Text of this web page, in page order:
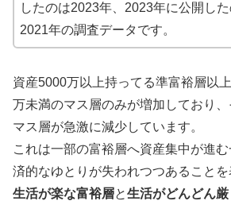
したのは2023年、2023年に公開し
2021年の調査データです。
資産5000万以上持ってる準富裕層以
万未満のマス層のみが増加しており
マス層が急激に減少しています。
これは一部の富裕層へ資産集中が進
済的なゆとりが失われつつあること
生活が楽な富裕層と生活がどんどん